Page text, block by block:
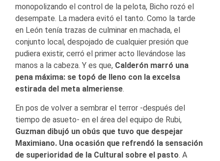
monopolizando el control de la pelota, Bicho rozó el
desempate. La madera evitó el tanto. Como la tarde
en León tenía trazas de culminar en machada, el
conjunto local, despojado de cualquier presión que
pudiera existir, cerró el primer acto llevándose las
manos a la cabeza. Y es que, Calderón marró una
pena máxima: se topó de lleno con la excelsa
estirada del meta almeriense.
En pos de volver a sembrar el terror -después del
tiempo de asueto- en el área del equipo de Rubi,
Guzman dibujó un obús que tuvo que despejar
Maximiano. Una ocasión que refrendó la sensación
de superioridad de la Cultural sobre el pasto. A